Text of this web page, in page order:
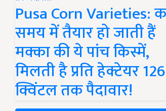
Pusa Corn Varieties:
समय में तैयार हो जाती हैं
मक्का की ये पांच किस्में,
मिलती है प्रति हेक्टेयर
क्विंटल तक पैदावार!